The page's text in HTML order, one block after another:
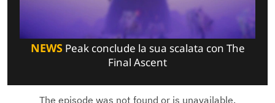
NEWSPeak conclude la sua scalata con The
Final Ascent